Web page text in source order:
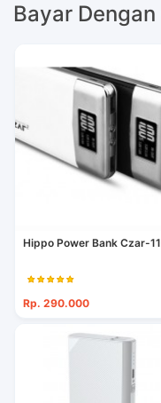
Bayar
Hippo Power Bank Czar-
Rp. 290.000